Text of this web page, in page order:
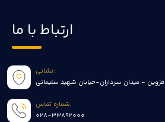
ارتباط با ما
نشانی:
قزوین - میدان سرداران-خیابان شهید سلیمانی
شماره تماس:
028-33892000